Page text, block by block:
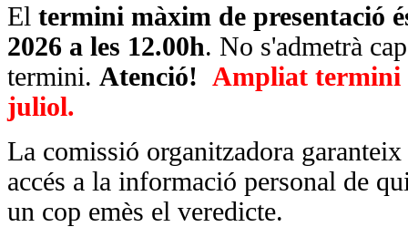
El termini màxim de presentació
2026 a les 12.00h. No s'admetrà
termini. Atenció! Ampliat termini
juliol.
La comissió organitzadora
accés a la informació personal de
un cop emès el veredicte.